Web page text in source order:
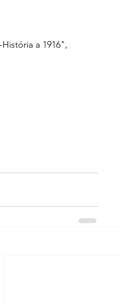
a 1916",